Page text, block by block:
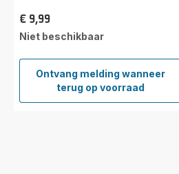
Ontvang melding wanneer
terug op voorraad
Schuimfilter
ZR009010
Prijs
€ 9,99
Niet beschikbaar